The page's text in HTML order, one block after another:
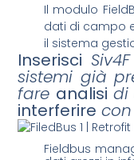
Il modulo
dati di campo
il sistema
Inserisci
sistemi già
fare analisi di
interferire
Fieldbus